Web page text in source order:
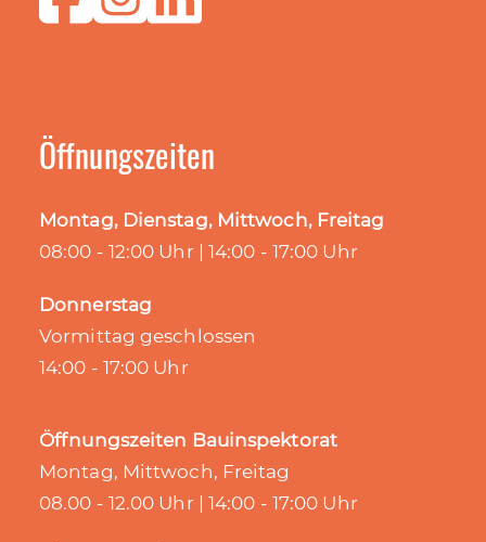
Öffnungszeiten
Montag, Dienstag, Mittwoch, Freitag
08:00 - 12:00 Uhr | 14:00 - 17:00 Uhr
Donnerstag
Vormittag geschlossen
14:00 - 17:00 Uhr
Öffnungszeiten Bauinspektorat
Montag, Mittwoch, Freitag
08.00 - 12.00 Uhr | 14:00 - 17:00 Uhr